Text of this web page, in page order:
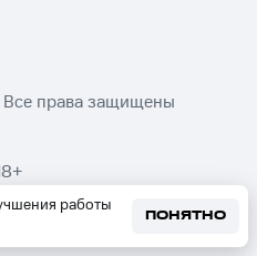
работы
ПОНЯТНО
права защищены